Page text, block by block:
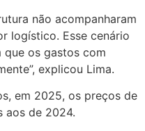
não acompanharam
logístico. Esse cenário
que os gastos com
explicou Lima.
em 2025, os preços de
aos de 2024.